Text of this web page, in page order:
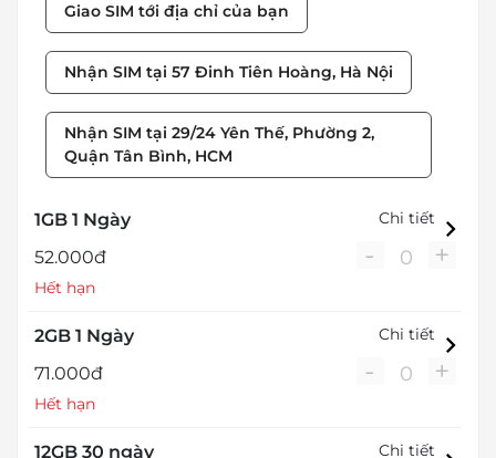
Giao SIM tới địa chỉ của bạn
Nhận SIM tại 57 Đinh Tiên Hoàng, Hà Nội
Nhận SIM tại 29/24 Yên Thế, Phường 2,
Quận Tân Bình, HCM
1GB 1 Ngày
52.000đ
Hết hạn
Chi tiết
- 0 +
2GB 1 Ngày
71.000đ
Hết hạn
Chi tiết
- 0 +
12GB 30 ngày Chi tiết